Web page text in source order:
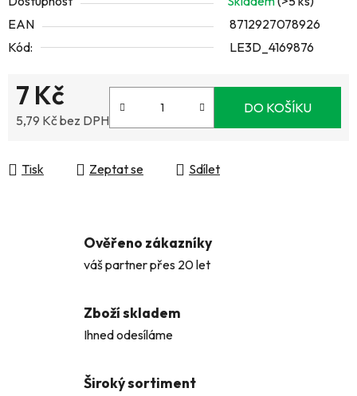
EAN
8712927078926
Kód:
LE3D_4169876
7 Kč
5,79 Kč bez DPH
DO KOŠÍKU
Tisk Zeptat se Sdílet
Ověřeno zákazníky
váš partner přes 20 let
Zboží skladem
Ihned odesíláme
Široký sortiment